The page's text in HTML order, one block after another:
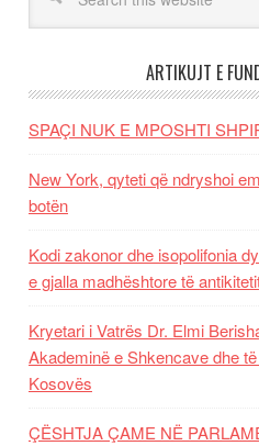
ARTIKUJT E
SPAÇI NUK E MPOSHTI
New York, qyteti që ndryshoi
botën
Kodi zakonor dhe isopolifonia
e gjalla madhështore të
Kryetari i Vatrës Dr. Elmi
Akademinë e Shkencave dhe
Kosovës
ÇËSHTJA ÇAME NË